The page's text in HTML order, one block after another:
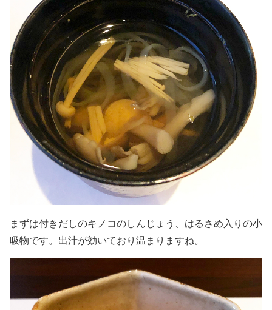
まずは付きだしのキノコのしんじょう、はるさめ入りの小
吸物です。出汁が効いており温まりますね。